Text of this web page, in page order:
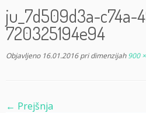
ju_7d509d3a-c74a-
720325194e94
Objavljeno 16.01.2016pri dimenzijah900
← Prejšnja